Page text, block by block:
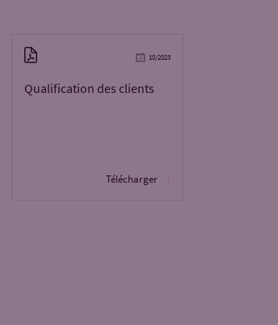
10/2023
Qualification des clients
Télécharger